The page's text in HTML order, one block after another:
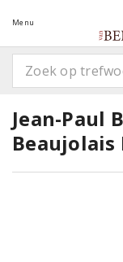
Menu
Jean-Paul
Beaujolais